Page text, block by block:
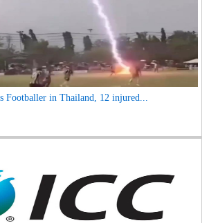
Footballer in Thailand, 12 injured...